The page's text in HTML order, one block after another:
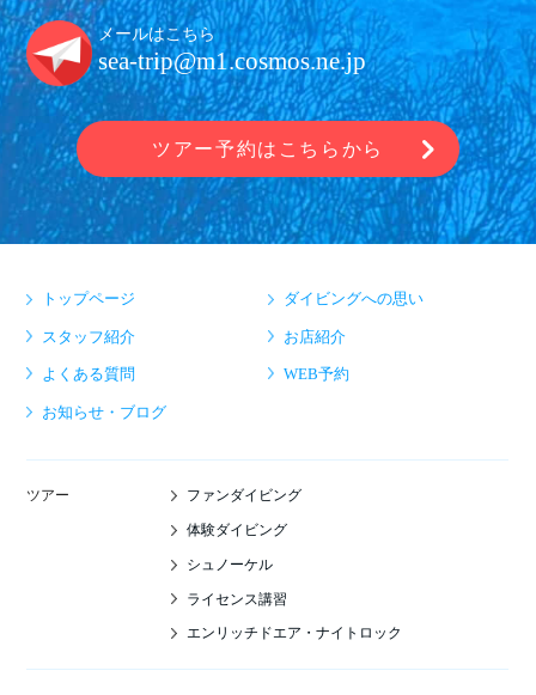
メールはこちら
sea-trip@m1.cosmos.ne.jp
ツアー予約はこちらから
トップページ ダイビングへの思い
スタッフ紹介 お店紹介
よくある質問 WEB予約
お知らせ・ブログ
ツアー ファンダイビング
体験ダイビング
シュノーケル
ライセンス講習
エンリッチドエア・ナイトロック